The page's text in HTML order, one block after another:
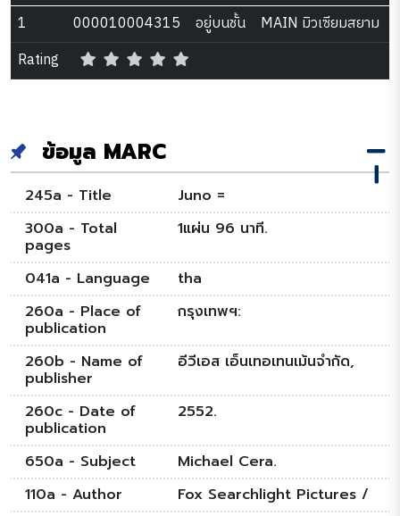
1
000010004315 อยู่บนชั้น
MAIN มิวเซียมสยาม
Rating
ข้อมูล MARC
245a - Title
Juno =
300a - Total
pages
1แผ่น 96 นาที.
041a - Language
tha
260a - Place of
publication
กรุงเทพฯ:
260b - Name of
publisher
อีวีเอส เอ็นเทอเทนเม้นจำกัด,
260c - Date of
publication
2552.
650a - Subject
Michael Cera.
110a - Author
Fox Searchlight Pictures /